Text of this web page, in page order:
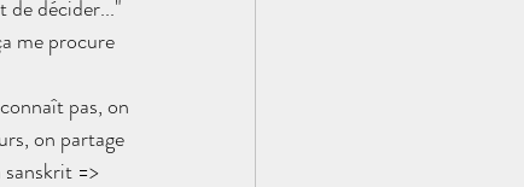
de décider..."
me procure
pas, on
on partage
=>